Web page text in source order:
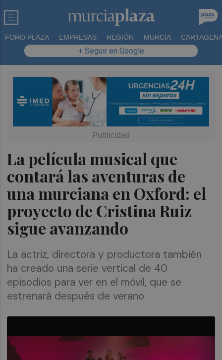
FORO PLAZA EMPRESAS REGIÓN MURCIA
+ Seguir en Google
La película musical que
contará las aventuras de
una murciana en Oxford: el
proyecto de Cristina Ruiz
sigue avanzando
La actriz, directora y productora también
ha creado una serie vertical de 40
episodios para ver en el móvil, que se
estrenará después de verano